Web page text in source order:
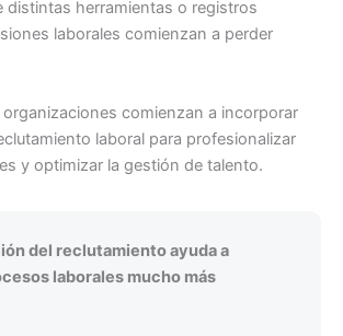
distintas herramientas o registros
laborales comienzan a perder
comienzan a incorporar
laboral para profesionalizar
y optimizar la gestión de talento.
del reclutamiento ayuda a
laborales mucho más